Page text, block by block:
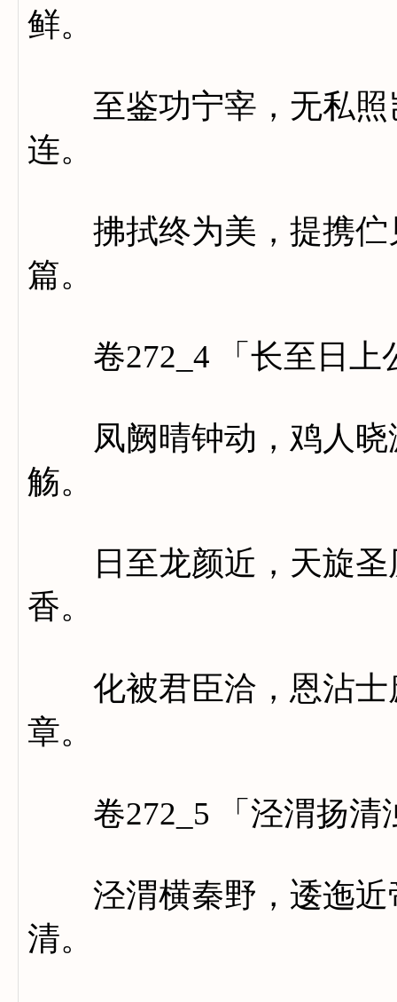
鲜。
至鉴功宁宰，无私照
连。
拂拭终为美，提携伫
篇。
卷272_4 「长至日上
凤阙晴钟动，鸡人晓
觞。
日至龙颜近，天旋圣
香。
化被君臣洽，恩沾士
章。
卷272_5 「泾渭扬清
泾渭横秦野，逶迤近
清。